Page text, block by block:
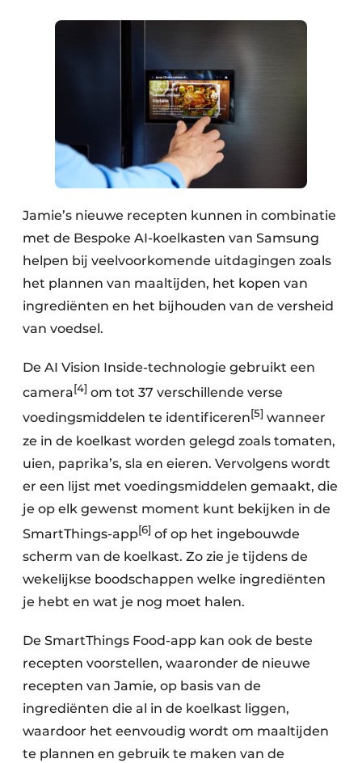
Jamie’s nieuwe recepten kunnen in combinatie
met de Bespoke AI-koelkasten van Samsung
helpen bij veelvoorkomende uitdagingen zoals
het plannen van maaltijden, het kopen van
ingrediënten en het bijhouden van de versheid
van voedsel.
De AI Vision Inside-technologie gebruikt een
camera[4] om tot 37 verschillende verse
voedingsmiddelen te identificeren[5] wanneer
ze in de koelkast worden gelegd zoals tomaten,
uien, paprika’s, sla en eieren. Vervolgens wordt
er een lijst met voedingsmiddelen gemaakt, die
je op elk gewenst moment kunt bekijken in de
SmartThings-app[6] of op het ingebouwde
scherm van de koelkast. Zo zie je tijdens de
wekelijkse boodschappen welke ingrediënten
je hebt en wat je nog moet halen.
De SmartThings Food-app kan ook de beste
recepten voorstellen, waaronder de nieuwe
recepten van Jamie, op basis van de
ingrediënten die al in de koelkast liggen,
waardoor het eenvoudig wordt om maaltijden
te plannen en gebruik te maken van de